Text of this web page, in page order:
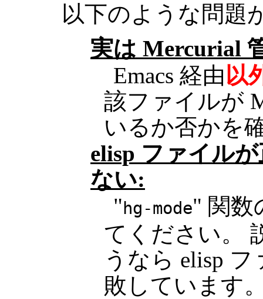
以下のような問題
実は Mercurial
Emacs 経由以
該ファイルが
いるか否かを
elisp ファイル
ない:
" hg-mode" 関数
てください。
うなら elisp
敗しています